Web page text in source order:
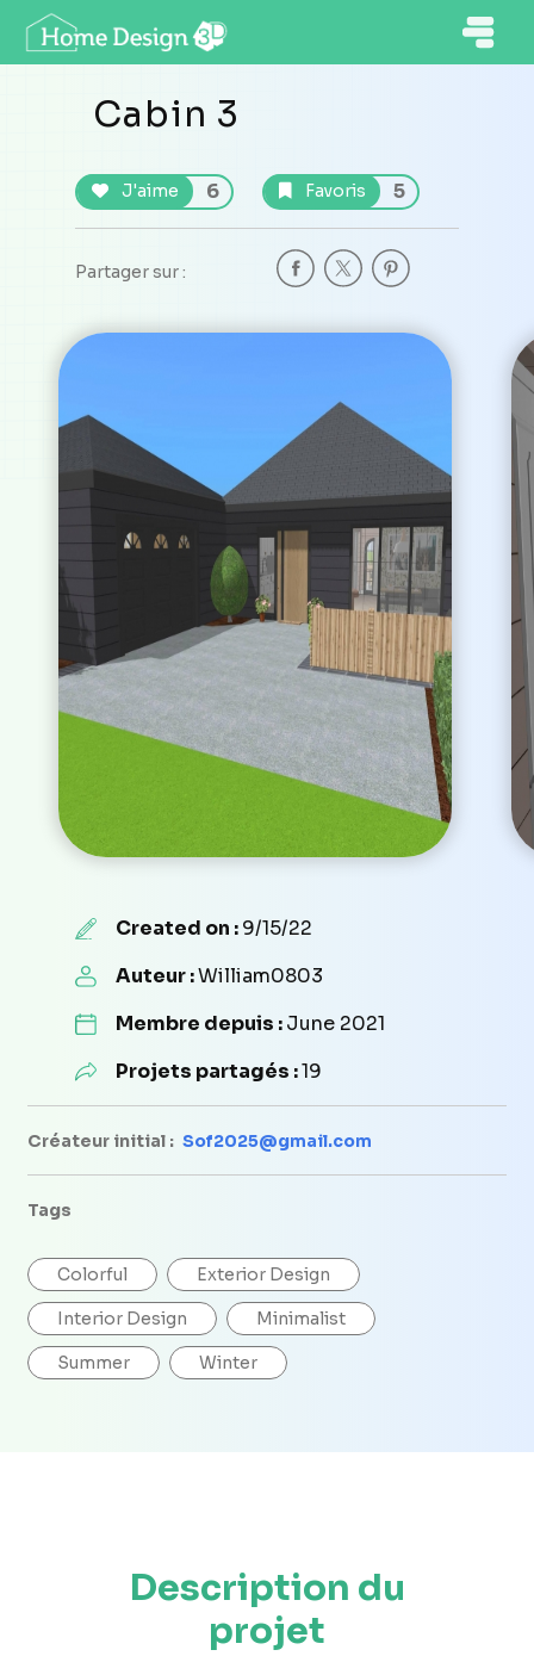
Cabin 3
J'aime 6 Favoris 5
Partager sur :
Created on :9/15/22
Auteur :William0803
Membre depuis :June 2021
Projets partagés :19
Créateur initial : Sof2025@gmail.com
Tags
Colorful Exterior Design
Interior Design Minimalist
Summer Winter
Description du
projet